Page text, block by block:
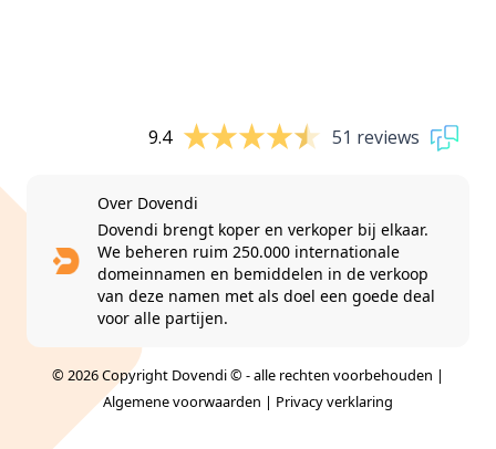
9.4 51 reviews
Over Dovendi
Dovendi brengt koper en verkoper bij elkaar.
We beheren ruim 250.000 internationale
domeinnamen en bemiddelen in de verkoop
van deze namen met als doel een goede deal
voor alle partijen.
© 2026 Copyright Dovendi © - alle rechten voorbehouden |
Algemene voorwaarden | Privacy verklaring